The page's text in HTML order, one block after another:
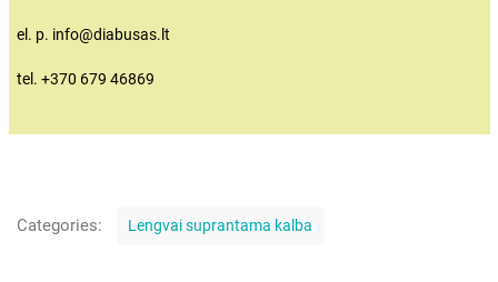
el. p. info@diabusas.lt
tel. +370 679 46869
Categories: Lengvai suprantama kalba